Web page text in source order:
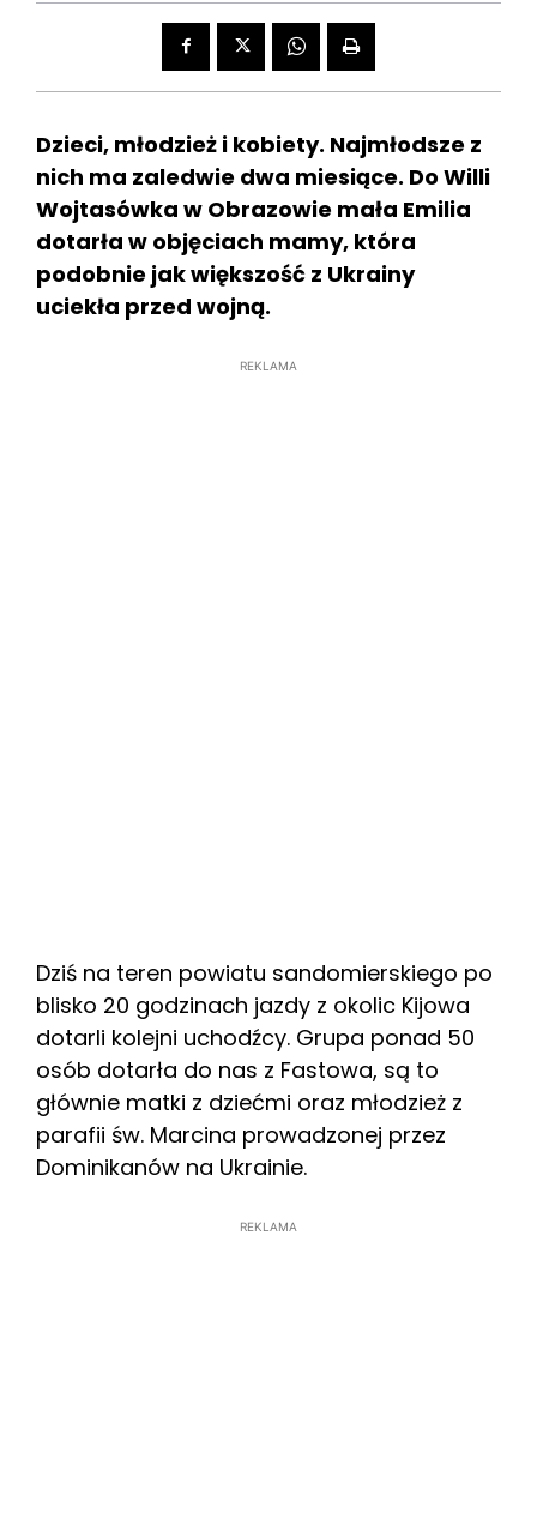
Dzieci, młodzież i kobiety. Najmłodsze z
nich ma zaledwie dwa miesiące. Do Willi
Wojtasówka w Obrazowie mała Emilia
dotarła w objęciach mamy, która
podobnie jak większość z Ukrainy
uciekła przed wojną.
REKLAMA
Dziś na teren powiatu sandomierskiego po
blisko 20 godzinach jazdy z okolic Kijowa
dotarli kolejni uchodźcy. Grupa ponad 50
osób dotarła do nas z Fastowa, są to
głównie matki z dziećmi oraz młodzież z
parafii św. Marcina prowadzonej przez
Dominikanów na Ukrainie.
REKLAMA